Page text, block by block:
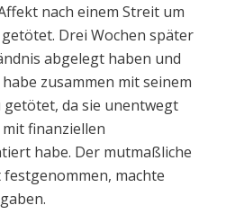
nach einem Streit um
Drei Wochen später
abgelegt haben und
zusammen mit seinem
getötet, da sie unentwegt
finanziellen
habe. Der mutmaßliche
machte